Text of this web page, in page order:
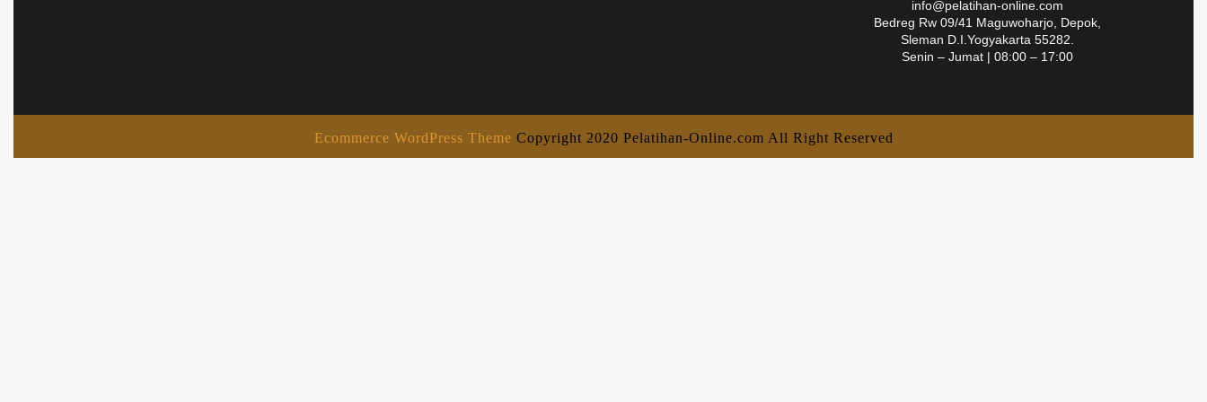
info@pelatihan-online.com
Bedreg Rw 09/41 Maguwoharjo, Depok,
Sleman D.I.Yogyakarta 55282.
Senin – Jumat | 08:00 – 17:00
Ecommerce WordPress Theme Copyright 2020 Pelatihan-Online.com All Right Reserved
Scroll